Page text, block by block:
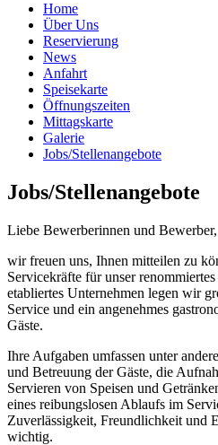
Home
Über Uns
Reservierung
News
Anfahrt
Speisekarte
Öffnungszeiten
Mittagskarte
Galerie
Jobs/Stellenangebote
Jobs/Stellenangebote
Liebe Bewerberinnen und Bewerber,
wir freuen uns, Ihnen mitteilen zu
Servicekräfte für unser
etabliertes Unternehmen legen wir
Service und ein angenehmes
Gäste.
Ihre Aufgaben umfassen unter
und Betreuung der Gäste, die
Servieren von Speisen und
eines reibungslosen Ablaufs im
Zuverlässigkeit, Freundlichkeit und
wichtig.